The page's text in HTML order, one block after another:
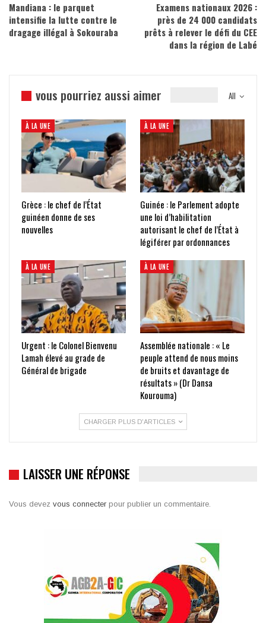
Mandiana : le parquet
intensifie la lutte contre le
dragage illégal à Sokouraba
Examens nationaux 2026 :
près de 24 000 candidats
prêts à relever le défi du CEE
dans la région de Labé
All
vous pourriez aussi aimer
À LA UNE
Grèce : le chef de l’État
guinéen donne de ses
nouvelles
À LA UNE
Guinée : le Parlement adopte
une loi d’habilitation
autorisant le chef de l’État à
légiférer par ordonnances
À LA UNE
Urgent : le Colonel Bienvenu
Lamah élevé au grade de
Général de brigade
À LA UNE
Assemblée nationale : « Le
peuple attend de nous moins
de bruits et davantage de
résultats » (Dr Dansa
Kourouma)
CHARGER PLUS D'ARTICLES
LAISSER UNE RÉPONSE
Vous devez vous connecter pour publier un commentaire.